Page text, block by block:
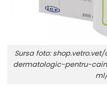
Sursa foto:
dermatologic-pentru-